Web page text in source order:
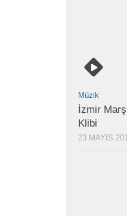
Müzik
İzmir
Klibi
23 MAYIS